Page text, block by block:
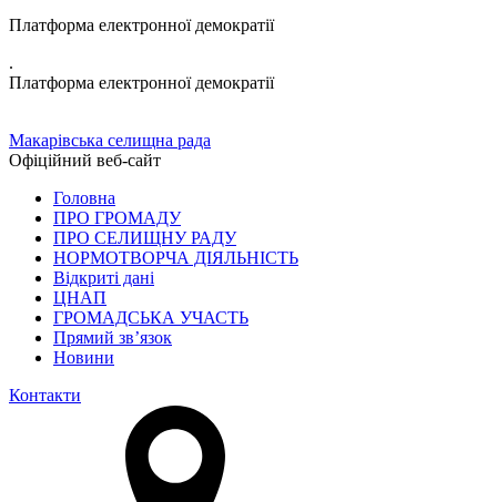
Платформа електронної демократії
.
Платформа електронної демократії
Макарівська селищна рада
Офіційний веб-сайт
Головна
ПРО ГРОМАДУ
ПРО СЕЛИЩНУ РАДУ
НОРМОТВОРЧА ДІЯЛЬНІСТЬ
Відкриті дані
ЦНАП
ГРОМАДСЬКА УЧАСТЬ
Прямий зв’язок
Новини
Контакти